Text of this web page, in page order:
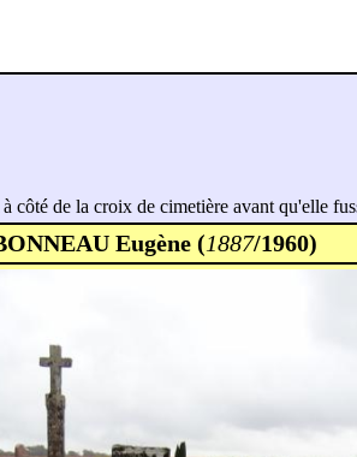
côté de la croix de cimetière avant qu'elle
Eugène (1887/1960)